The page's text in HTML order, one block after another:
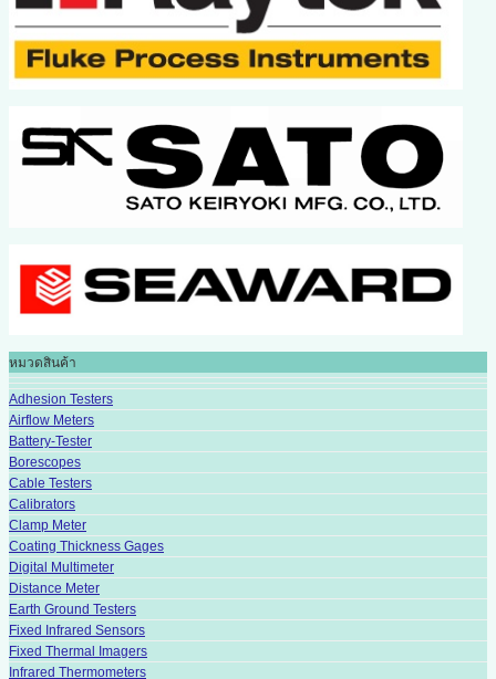
หมวดสินค้า
Adhesion Testers
Airflow Meters
Battery-Tester
Borescopes
Cable Testers
Calibrators
Clamp Meter
Coating Thickness Gages
Digital Multimeter
Distance Meter
Earth Ground Testers
Fixed Infrared Sensors
Fixed Thermal Imagers
Infrared Thermometers